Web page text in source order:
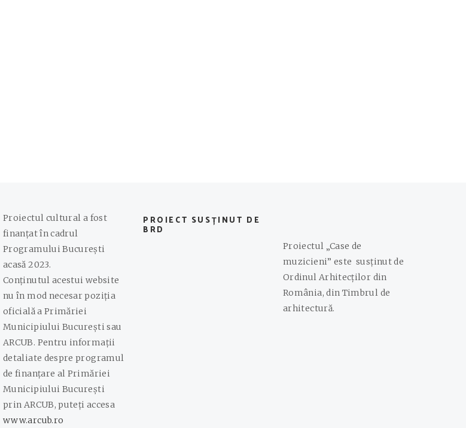
Proiectul cultural a fost
finanțat în cadrul
Programului București
acasă 2023.
Conținutul acestui website
nu în mod necesar poziția
oficială a Primăriei
Municipiului București sau
ARCUB. Pentru informații
detaliate despre programul
de finanțare al Primăriei
Municipiului București
prin ARCUB, puteți accesa
www.arcub.ro
PROIECT SUSȚINUT DE
BRD
Proiectul „Case de
muzicieni” este susținut de
Ordinul Arhitecților din
România, din Timbrul de
arhitectură.